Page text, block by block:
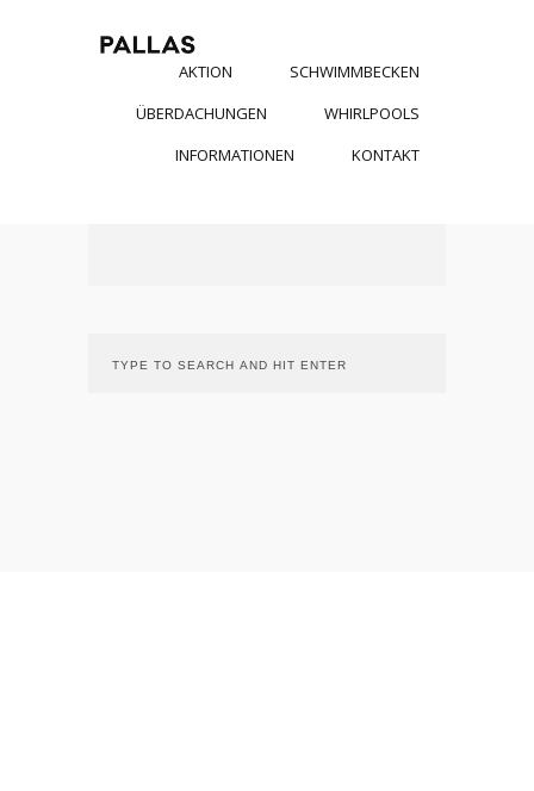
AKTION
SCHWIMMBECKEN
ÜBERDACHUNGEN
WHIRLPOOLS
INFORMATIONEN
KONTAKT